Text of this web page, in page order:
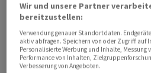
Trotzdem legt eine Mehrheit
Vorsorgegelder risikoarm an.
Prozent auf ein niedriges
Vorsorge oder bei
Wir und unsere Partner
bereitzustellen:
Verwendung genauer Standortdaten.
aktiv abfragen. Speichern von oder Zugriff auf
Personalisierte Werbung und Inhalte, Messung
Performance von Inhalten,
Verbesserung von Angeboten.